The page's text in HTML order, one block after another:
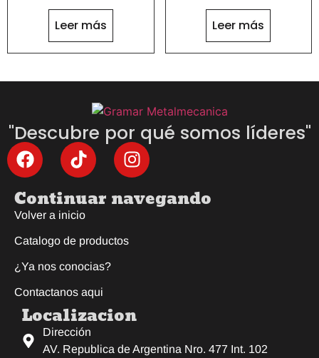
Leer más Leer más
"Descubre por qué somos líderes"
Continuar navegando
Volver a inicio
Catalogo de productos
¿Ya nos conocias?
Contactanos aqui
Localizacion
Dirección
AV. Republica de Argentina Nro. 477 Int. 102